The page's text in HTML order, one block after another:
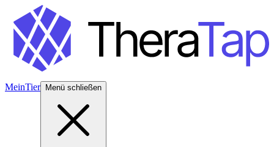
MeinTier Menü schließen